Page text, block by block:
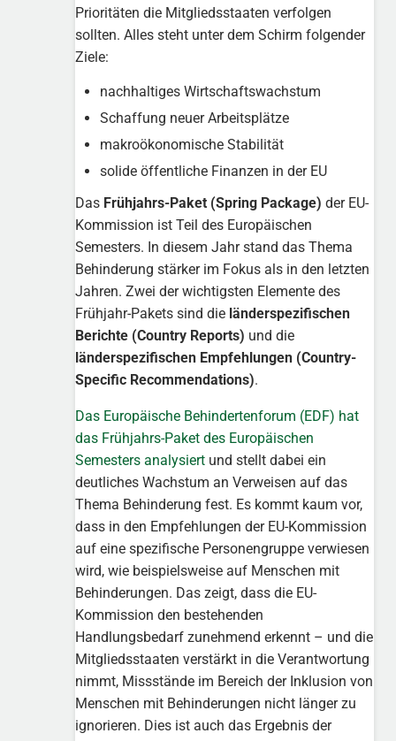
Prioritäten die Mitgliedsstaaten verfolgen
sollten. Alles steht unter dem Schirm folgender
Ziele:
nachhaltiges Wirtschaftswachstum
Schaffung neuer Arbeitsplätze
makroökonomische Stabilität
solide öffentliche Finanzen in der EU
Das Frühjahrs-Paket (Spring Package) der EU-
Kommission ist Teil des Europäischen
Semesters. In diesem Jahr stand das Thema
Behinderung stärker im Fokus als in den letzten
Jahren. Zwei der wichtigsten Elemente des
Frühjahr-Pakets sind die länderspezifischen
Berichte (Country Reports) und die
länderspezifischen Empfehlungen (Country-
Specific Recommendations).
Das Europäische Behindertenforum (EDF) hat
das Frühjahrs-Paket des Europäischen
Semesters analysiert und stellt dabei ein
deutliches Wachstum an Verweisen auf das
Thema Behinderung fest. Es kommt kaum vor,
dass in den Empfehlungen der EU-Kommission
auf eine spezifische Personengruppe verwiesen
wird, wie beispielsweise auf Menschen mit
Behinderungen. Das zeigt, dass die EU-
Kommission den bestehenden
Handlungsbedarf zunehmend erkennt – und die
Mitgliedsstaaten verstärkt in die Verantwortung
nimmt, Missstände im Bereich der Inklusion von
Menschen mit Behinderungen nicht länger zu
ignorieren. Dies ist auch das Ergebnis der